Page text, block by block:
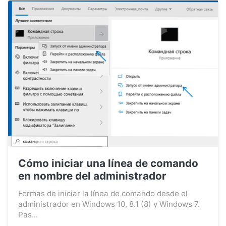
Cómo iniciar una línea de comando
en nombre del administrador
Formas de iniciar la línea de comando desde el
administrador en Windows 10, 8.1 (8) y Windows 7.
Pas...